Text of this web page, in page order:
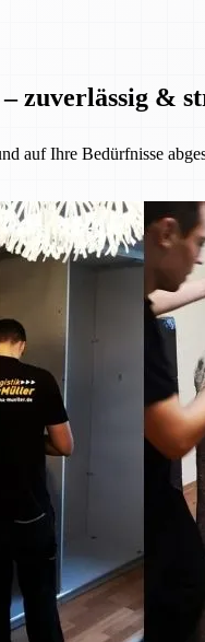
zuverlässig &
auf Ihre Bedürfnisse